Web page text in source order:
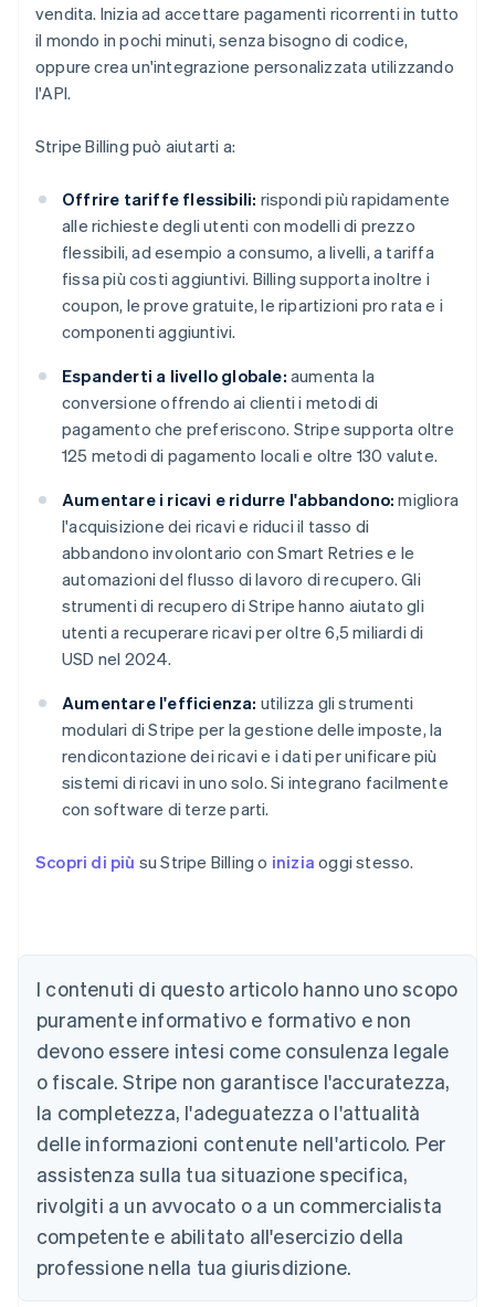
vendita. Inizia ad accettare pagamenti ricorrenti in tutto
il mondo in pochi minuti, senza bisogno di codice,
oppure crea un'integrazione personalizzata utilizzando
l'API.
Stripe Billing può aiutarti a:
Offrire tariffe flessibili: rispondi più rapidamente
alle richieste degli utenti con modelli di prezzo
flessibili, ad esempio a consumo, a livelli, a tariffa
fissa più costi aggiuntivi. Billing supporta inoltre i
coupon, le prove gratuite, le ripartizioni pro rata e i
componenti aggiuntivi.
Espanderti a livello globale: aumenta la
conversione offrendo ai clienti i metodi di
pagamento che preferiscono. Stripe supporta oltre
125 metodi di pagamento locali e oltre 130 valute.
Aumentare i ricavi e ridurre l'abbandono: migliora
l'acquisizione dei ricavi e riduci il tasso di
abbandono involontario con Smart Retries e le
automazioni del flusso di lavoro di recupero. Gli
strumenti di recupero di Stripe hanno aiutato gli
utenti a recuperare ricavi per oltre 6,5 miliardi di
USD nel 2024.
Aumentare l'efficienza: utilizza gli strumenti
modulari di Stripe per la gestione delle imposte, la
rendicontazione dei ricavi e i dati per unificare più
sistemi di ricavi in uno solo. Si integrano facilmente
con software di terze parti.
Scopri di più su Stripe Billing o inizia oggi stesso.
I contenuti di questo articolo hanno uno scopo
puramente informativo e formativo e non
devono essere intesi come consulenza legale
o fiscale. Stripe non garantisce l'accuratezza,
la completezza, l'adeguatezza o l'attualità
delle informazioni contenute nell'articolo. Per
assistenza sulla tua situazione specifica,
rivolgiti a un avvocato o a un commercialista
competente e abilitato all'esercizio della
professione nella tua giurisdizione.
English
Austria
Deutsch English
Belgio
NederlandsFrançaisDeutschEnglish
PortuguêsEnglish
Bulgaria
English
Canada
English Français
Cina continentale
Cipro
English